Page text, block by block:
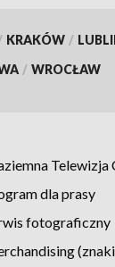
KRAKÓW /
/ WROCŁAW
Telewizja
dla prasy
fotograficzny